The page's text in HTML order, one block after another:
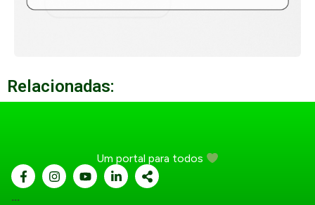
Relacionadas:
Um portal para todos
...